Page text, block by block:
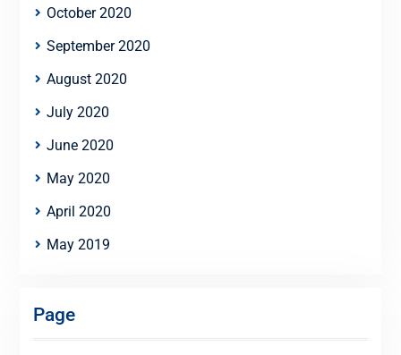
October 2020
September 2020
August 2020
July 2020
June 2020
May 2020
April 2020
May 2019
Page